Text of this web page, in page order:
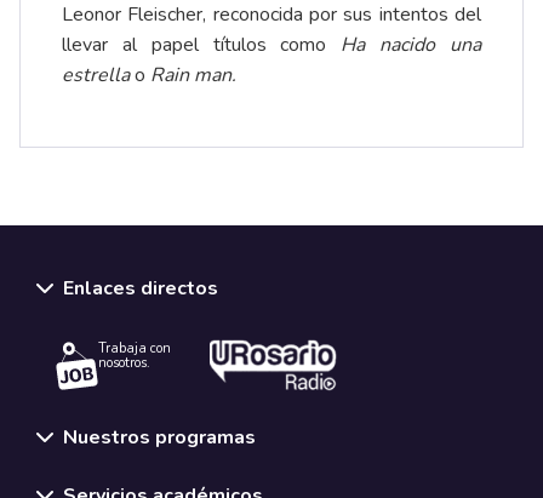
Leonor Fleischer, reconocida por sus intentos del
llevar al papel títulos como Ha nacido una
estrellao Rain man.
Enlaces directos
Trabaja con
nosotros.
Nuestros programas